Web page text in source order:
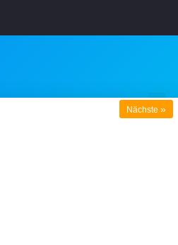
Nächste »